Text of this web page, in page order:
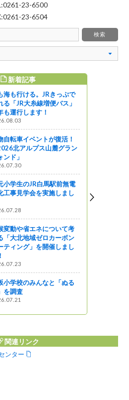
23-6500
23-6504
新着記事
海も行ける。JRきっぷで
る「JR大糸線増便バス」
も運行します！
自転車イベントが復活！
北アルプス山麓グラン
ンド」
小学生のJR白馬駅前無電
工事見学会を実施しまし
変動や省エネについて考
「大北地域ゼロカーボン
ティング」を開催しまし
小学校のみんなと「ぬる
を調査
関連リンク
ンター